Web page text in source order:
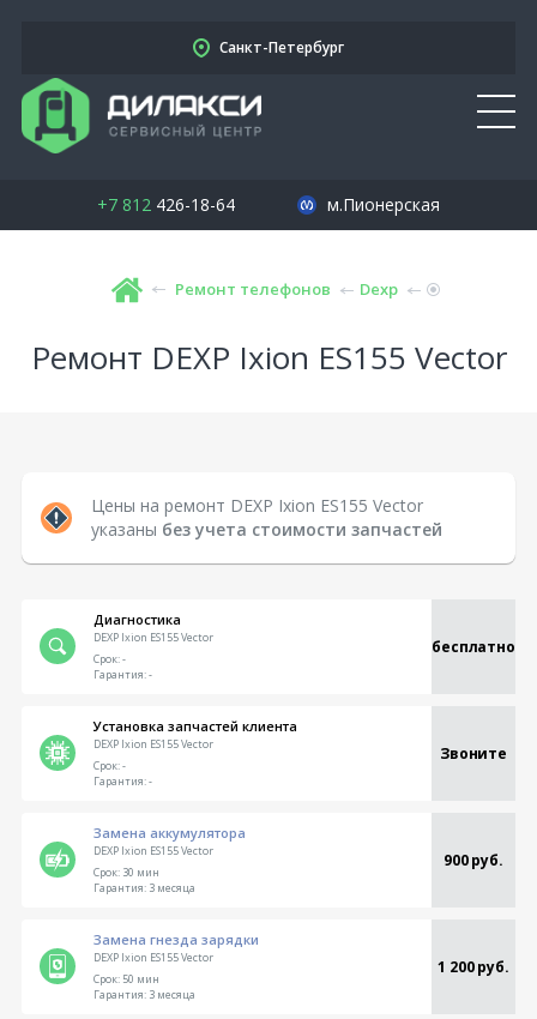
Санкт-Петербург
+7 812426-18-64 м.Пионерская
Ремонт телефонов Dexp
Ремонт DEXP Ixion ES155 Vector
Цены на ремонт DEXP Ixion ES155 Vector
указаны без учета стоимости запчастей
Диагностика
DEXP Ixion ES155 Vector бесплатно
Срок:-
Гарантия:-
Установка запчастей клиента
DEXP Ixion ES155 Vector Звоните
Срок:-
Гарантия:-
Замена аккумулятора
DEXP Ixion ES155 Vector 900 руб.
Срок:30 мин
Гарантия:3 месяца
Замена гнезда зарядки
DEXP Ixion ES155 Vector 1 200 руб.
Срок:50 мин
Гарантия:3 месяца